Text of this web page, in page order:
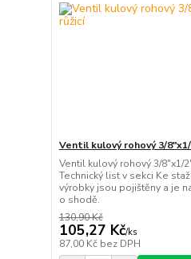
Ventil kulový rohový 3/
Ventil kulový rohový 3/8"x1/
Technický list v sekci Ke
výrobky jsou pojištěny a je
o shodě.
130,90 Kč
105,27 Kč/ks
87,00 Kč bez DPH